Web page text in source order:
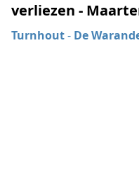
verliezen -
Turnhout- De